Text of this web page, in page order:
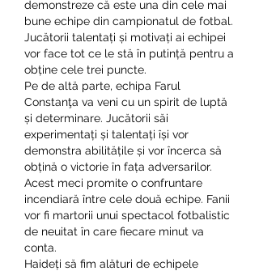
demonstreze că este una din cele mai
bune echipe din campionatul de fotbal.
Jucătorii talentați și motivați ai echipei
vor face tot ce le stă în putință pentru a
obține cele trei puncte.
Pe de altă parte, echipa Farul
Constanţa va veni cu un spirit de luptă
și determinare. Jucătorii săi
experimentați și talentați își vor
demonstra abilitățile și vor încerca să
obțină o victorie în fața adversarilor.
Acest meci promite o confruntare
incendiară între cele două echipe. Fanii
vor fi martorii unui spectacol fotbalistic
de neuitat în care fiecare minut va
conta.
Haideți să fim alături de echipele